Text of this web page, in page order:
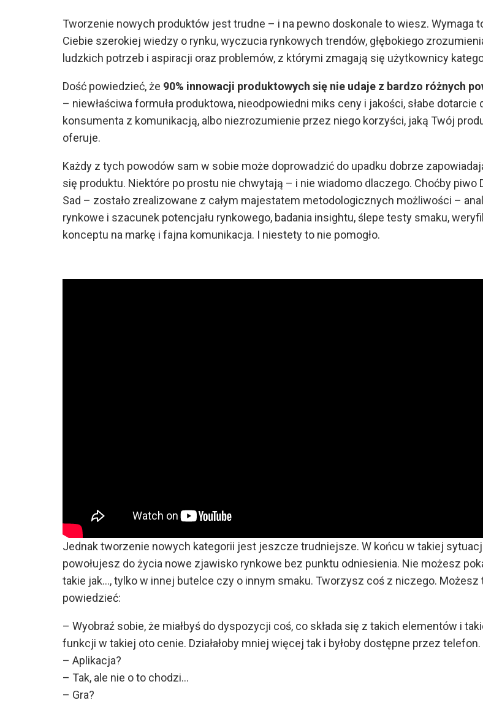
Tworzenie nowych produktów jest trudne – i na pewno doskonale to wiesz. Wymaga
Ciebie szerokiej wiedzy o rynku, wyczucia rynkowych trendów, głębokiego
ludzkich potrzeb i aspiracji oraz problemów, z którymi zmagają się użytkownicy
Dość powiedzieć, że 90% innowacji produktowych się nie udaje z bardzo różnych
– niewłaściwa formuła produktowa, nieodpowiedni miks ceny i jakości, słabe dotarcie
konsumenta z komunikacją, albo niezrozumienie przez niego korzyści, jaką Twój
oferuje.
Każdy z tych powodów sam w sobie może doprowadzić do upadku dobrze
się produktu. Niektóre po prostu nie chwytają – i nie wiadomo dlaczego. Choćby piwo
Sad – zostało zrealizowane z całym majestatem metodologicznych możliwości –
rynkowe i szacunek potencjału rynkowego, badania insightu, ślepe testy smaku,
konceptu na markę i fajna komunikacja. I niestety to nie pomogło.
Jednak tworzenie nowych kategorii jest jeszcze trudniejsze. W końcu w takiej
powołujesz do życia nowe zjawisko rynkowe bez punktu odniesienia. Nie możesz
takie jak…, tylko w innej butelce czy o innym smaku. Tworzysz coś z niczego. Możesz
powiedzieć:
– Wyobraź sobie, że miałbyś do dyspozycji coś, co składa się z takich elementów i
funkcji w takiej oto cenie. Działałoby mniej więcej tak i byłoby dostępne przez telefon.
– Aplikacja?
– Tak, ale nie o to chodzi…
– Gra?